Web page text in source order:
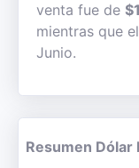
venta fue de
mientras que
Junio.
Resumen Dólar